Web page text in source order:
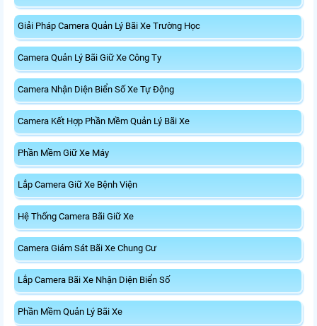
Giải Pháp Camera Quản Lý Bãi Xe Trường Học
Camera Quản Lý Bãi Giữ Xe Công Ty
Camera Nhận Diện Biển Số Xe Tự Động
Camera Kết Hợp Phần Mềm Quản Lý Bãi Xe
Phần Mềm Giữ Xe Máy
Lắp Camera Giữ Xe Bệnh Viện
Hệ Thống Camera Bãi Giữ Xe
Camera Giám Sát Bãi Xe Chung Cư
Lắp Camera Bãi Xe Nhận Diện Biển Số
Phần Mềm Quản Lý Bãi Xe